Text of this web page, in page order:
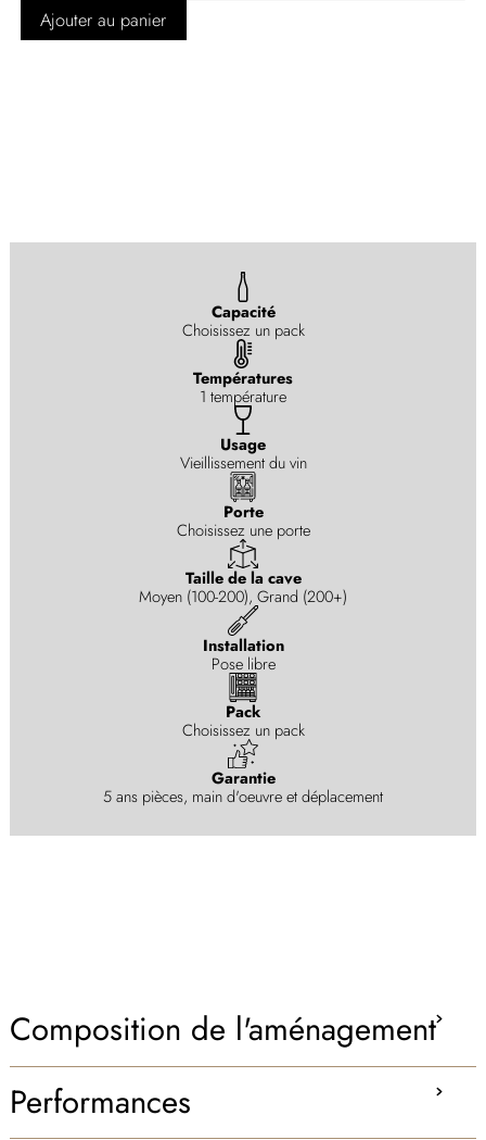
Ajouter au panier
Capacité
Choisissez un pack
Températures
1 température
Usage
Vieillissement du vin
Porte
Choisissez une porte
Taille de la cave
Moyen (100-200), Grand (200+)
Installation
Pose libre
Pack
Choisissez un pack
Garantie
5 ans pièces, main d'oeuvre et déplacement
Composition de l'aménagement
Performances